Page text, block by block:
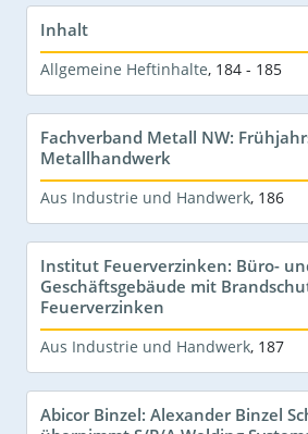
Inhalt
Allgemeine Heftinhalte, 184 - 185
Fachverband Metall NW:
Metallhandwerk
Aus Industrie und Handwerk, 186
Institut Feuerverzinken: Büro-
Geschäftsgebäude mit
Feuerverzinken
Aus Industrie und Handwerk, 187
Abicor Binzel: Alexander Binzel